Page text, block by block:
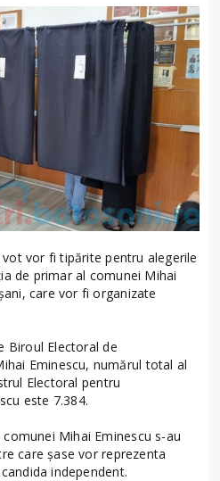
vor fi tipărite pentru alegerile
de primar al comunei Mihai
care vor fi organizate
Biroul Electoral de
Eminescu, numărul total al
Electoral pentru
este 7.384.
Mihai Eminescu s-au
care șase vor reprezenta
independent.